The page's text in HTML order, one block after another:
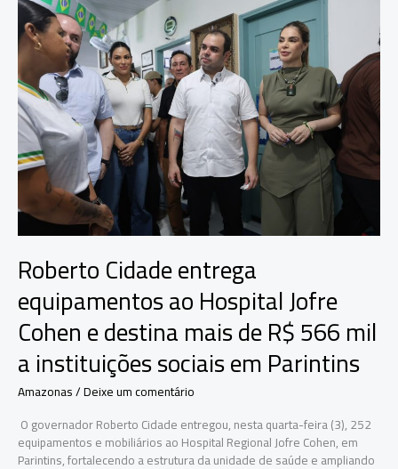
com
mamografias
e
ultrassonografias
em
Manaus
e
Careiro
Castanho
Roberto Cidade entrega
equipamentos ao Hospital Jofre
Cohen e destina mais de R$ 566 mil
a instituições sociais em Parintins
Amazonas/Deixe um comentário
O governador Roberto Cidade entregou, nesta quarta-feira (3), 252
equipamentos e mobiliários ao Hospital Regional Jofre Cohen, em
Parintins, fortalecendo a estrutura da unidade de saúde e ampliando